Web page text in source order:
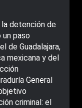
detención de
un paso
de Guadalajara,
mexicana y del
General
criminal: el